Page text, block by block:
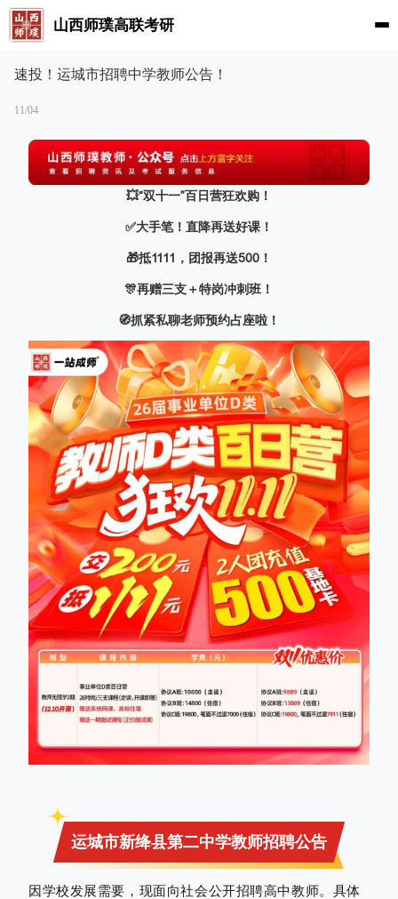
山西师璞高联考研
速投！运城市招聘中学教师公告！
11/04
💥“双十一”百日营狂欢购！
✅大手笔！直降再送好课！
🎁抵1111，团报再送500！
🎊再赠三支＋特岗冲刺班！
🧭抓紧私聊老师预约占座啦！
运城市新绛县第二中学教师招聘公告
因学校发展需要，现面向社会公开招聘高中教师。具体